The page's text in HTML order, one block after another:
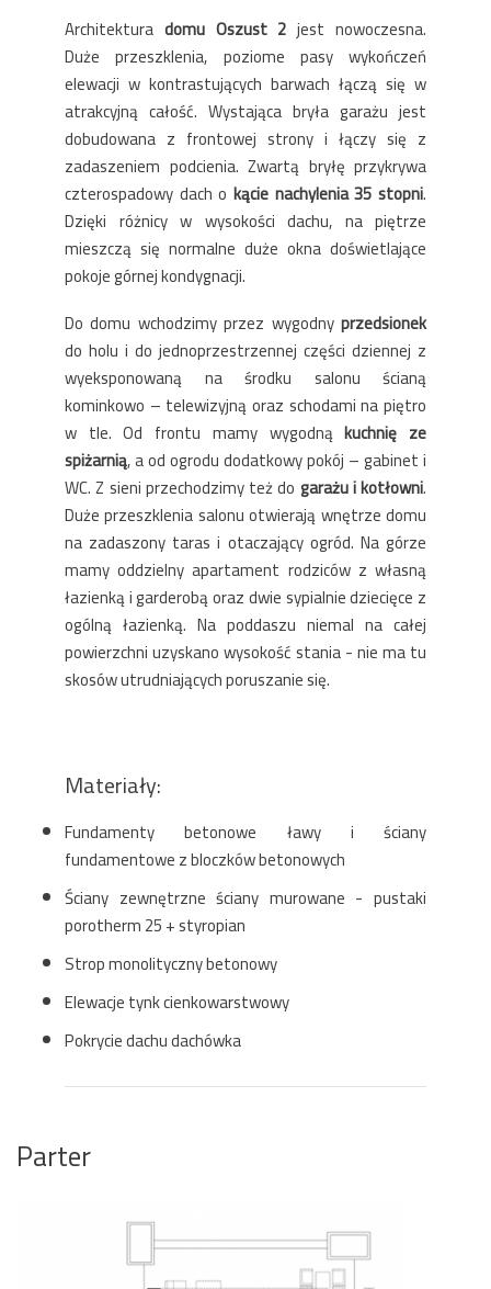
Architektura domu Oszust 2 jest nowoczesna.
Duże przeszklenia, poziome pasy wykończeń
elewacji w kontrastujących barwach łączą się w
atrakcyjną całość. Wystająca bryła garażu jest
dobudowana z frontowej strony i łączy się z
zadaszeniem podcienia. Zwartą bryłę przykrywa
czterospadowy dach o kącie nachylenia 35 stopni.
Dzięki różnicy w wysokości dachu, na piętrze
mieszczą się normalne duże okna doświetlające
pokoje górnej kondygnacji.
Do domu wchodzimy przez wygodny przedsionek
do holu i do jednoprzestrzennej części dziennej z
wyeksponowaną na środku salonu ścianą
kominkowo – telewizyjną oraz schodami na piętro
w tle. Od frontu mamy wygodnąkuchnię ze
spiżarnią, a od ogrodu dodatkowy pokój – gabinet i
WC. Z sieni przechodzimy też do garażu i kotłowni.
Duże przeszklenia salonu otwierają wnętrze domu
na zadaszony taras i otaczający ogród. Na górze
mamy oddzielny apartament rodziców z własną
łazienką i garderobą oraz dwie sypialnie dziecięce z
ogólną łazienką. Na poddaszu niemal na całej
powierzchni uzyskano wysokość stania - nie ma tu
skosów utrudniających poruszanie się.
Materiały:
Fundamenty betonowe ławy i ściany
fundamentowe z bloczków betonowych
Ściany zewnętrzne ściany murowane - pustaki
porotherm 25 + styropian
Strop monolityczny betonowy
Elewacje tynk cienkowarstwowy
Pokrycie dachu dachówka
Parter